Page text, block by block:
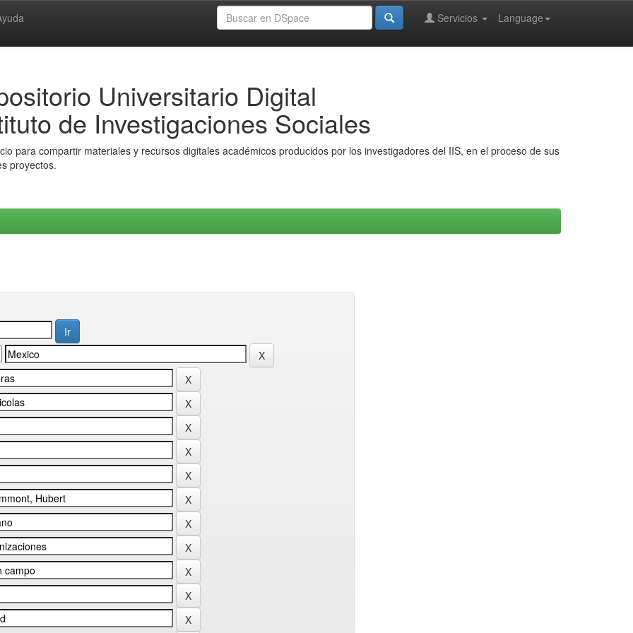
Language
Servicios
Universitario Digital
de Investigaciones Sociales
para compartir materiales y recursos digitales académicos producidos por los investigadores del IIS, en el proceso de sus
proyectos.